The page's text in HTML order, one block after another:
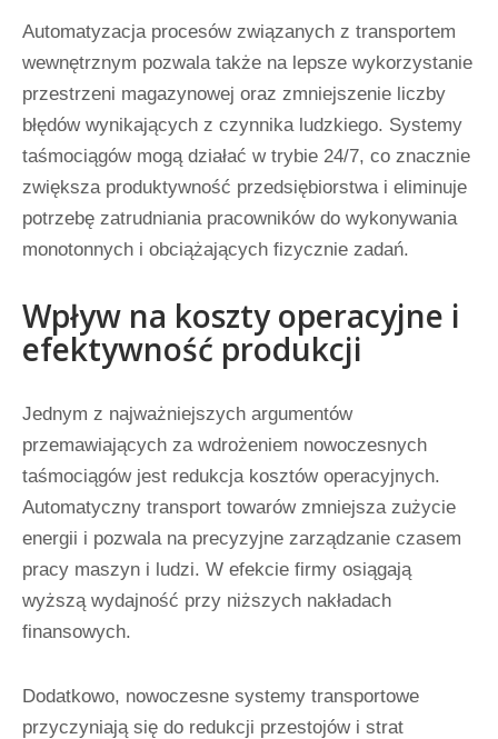
Automatyzacja procesów związanych z transportem
wewnętrznym pozwala także na lepsze wykorzystanie
przestrzeni magazynowej oraz zmniejszenie liczby
błędów wynikających z czynnika ludzkiego. Systemy
taśmociągów mogą działać w trybie 24/7, co znacznie
zwiększa produktywność przedsiębiorstwa i eliminuje
potrzebę zatrudniania pracowników do wykonywania
monotonnych i obciążających fizycznie zadań.
Wpływ na koszty operacyjne i
efektywność produkcji
Jednym z najważniejszych argumentów
przemawiających za wdrożeniem nowoczesnych
taśmociągów jest redukcja kosztów operacyjnych.
Automatyczny transport towarów zmniejsza zużycie
energii i pozwala na precyzyjne zarządzanie czasem
pracy maszyn i ludzi. W efekcie firmy osiągają
wyższą wydajność przy niższych nakładach
finansowych.
Dodatkowo, nowoczesne systemy transportowe
przyczyniają się do redukcji przestojów i strat